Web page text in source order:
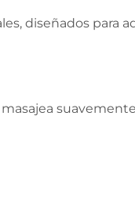
diseñados para